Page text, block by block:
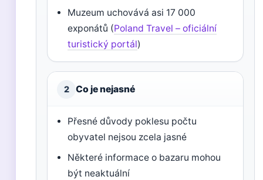
Muzeum uchovává asi 17 000
exponátů (Poland Travel – oficiální
turistický portál)
2 Co je nejasné
Přesné důvody poklesu počtu
obyvatel nejsou zcela jasné
Některé informace o bazaru mohou
být neaktuální